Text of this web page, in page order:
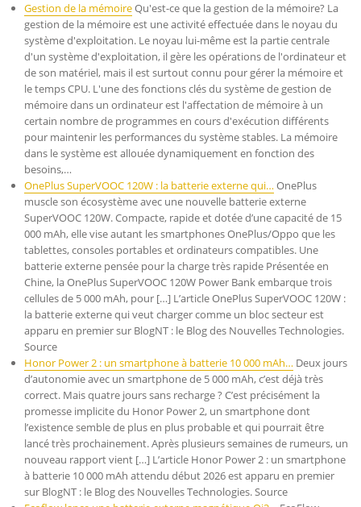
Gestion de la mémoireQu'est-ce que la gestion de la mémoire? La
gestion de la mémoire est une activité effectuée dans le noyau du
système d'exploitation. Le noyau lui-même est la partie centrale
d'un système d'exploitation, il gère les opérations de l'ordinateur et
de son matériel, mais il est surtout connu pour gérer la mémoire et
le temps CPU. L'une des fonctions clés du système de gestion de
mémoire dans un ordinateur est l'affectation de mémoire à un
certain nombre de programmes en cours d'exécution différents
pour maintenir les performances du système stables. La mémoire
dans le système est allouée dynamiquement en fonction des
besoins,…
OnePlus SuperVOOC 120W : la batterie externe qui…OnePlus
muscle son écosystème avec une nouvelle batterie externe
SuperVOOC 120W. Compacte, rapide et dotée d’une capacité de 15
000 mAh, elle vise autant les smartphones OnePlus/Oppo que les
tablettes, consoles portables et ordinateurs compatibles. Une
batterie externe pensée pour la charge très rapide Présentée en
Chine, la OnePlus SuperVOOC 120W Power Bank embarque trois
cellules de 5 000 mAh, pour […] L’article OnePlus SuperVOOC 120W :
la batterie externe qui veut charger comme un bloc secteur est
apparu en premier sur BlogNT : le Blog des Nouvelles Technologies.
Source
Honor Power 2 : un smartphone à batterie 10 000 mAh… Deux jours
d’autonomie avec un smartphone de 5 000 mAh, c’est déjà très
correct. Mais quatre jours sans recharge ? C’est précisément la
promesse implicite du Honor Power 2, un smartphone dont
l’existence semble de plus en plus probable et qui pourrait être
lancé très prochainement. Après plusieurs semaines de rumeurs, un
nouveau rapport vient […] L’article Honor Power 2 : un smartphone
à batterie 10 000 mAh attendu début 2026 est apparu en premier
sur BlogNT : le Blog des Nouvelles Technologies. Source